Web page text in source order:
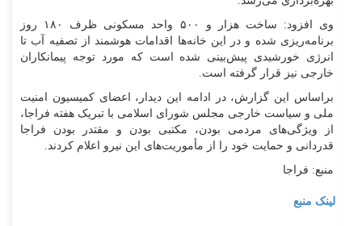
وی افزود: ساخت هزار و ۵۰۰ واحد مسکونی ظرف ۱۸۰ روز
برنامه‌ریزی شده و در این خانه‌ها اقدامات هوشمند از تصفیه آب تا
انرژی خورشیدی پیش‌بینی شده است که مورد توجه پیمانکاران
خارجی نیز قرار گرفته است.
براساس این گزارش، در ادامه این دیدار، اعضای کمیسیون امنیت
ملی و سیاست خارجی مجلس شورای اسلامی با تبریک هفته فراجا،
از ویژگی‌های مردمی بودن، مکتبی بودن و مقتدر بودن فراجا
قدردانی و حمایت خود را از مأموریت‌های این نیرو اعلام کردند.
منبع: فراجا
لینک منبع